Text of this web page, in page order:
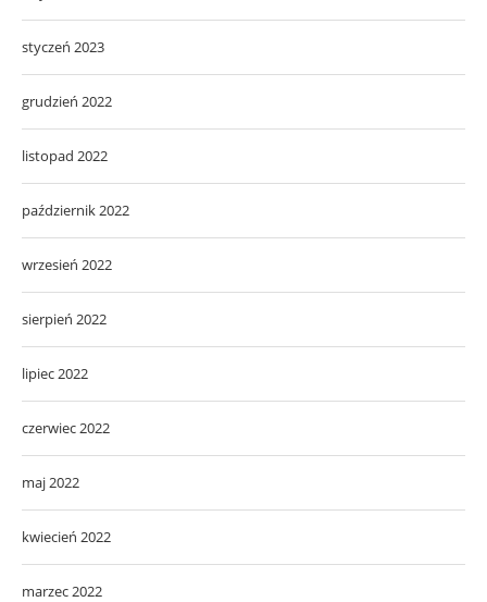
styczeń 2023
grudzień 2022
listopad 2022
październik 2022
wrzesień 2022
sierpień 2022
lipiec 2022
czerwiec 2022
maj 2022
kwiecień 2022
marzec 2022